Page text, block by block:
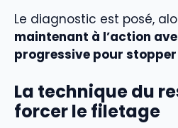
Le diagnostic est posé,
maintenant à l’action
progressive pour
La technique du
forcer le filetage